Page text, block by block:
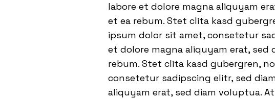
labore et dolore magna aliquyam
et ea rebum. Stet clita kasd
ipsum dolor sit amet, consetetur
et dolore magna aliquyam erat,
rebum. Stet clita kasd gubergren,
consetetur sadipscing elitr, sed
aliquyam erat, sed diam voluptua.